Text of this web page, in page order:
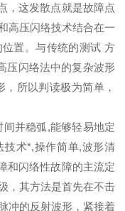
，这发散点就是故障点
高压闪络技术结合在一
置。与传统的测试 方
压闪络法中的复杂波形
所以判读极为简单，
并稳弧,能够轻易地定
技术*,操作简单,波形清
和闪络性故障的主流定
，其方法是首先在不击
冲的反射波形，紧接着